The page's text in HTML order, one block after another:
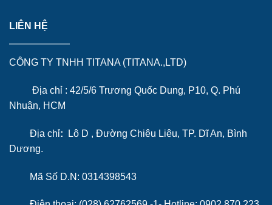
LIÊN HỆ
CÔNG TY TNHH TITANA (TITANA.,LTD)
Địa chỉ : 42/5/6 Trương Quốc Dung, P10, Q. Phú
Nhuận, HCM
Địa chỉ:
Lô D , Đường Chiêu Liêu, TP. Dĩ An, Bình
Dương.
Mã Số D.N: 0314398543